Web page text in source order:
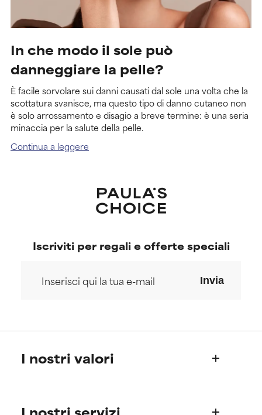
In che modo il sole può
danneggiare la pelle?
È facile sorvolare sui danni causati dal sole una volta che la
scottatura svanisce, ma questo tipo di danno cutaneo non
è solo arrossamento e disagio a breve termine: è una seria
minaccia per la salute della pelle.
Continua a leggere
Iscriviti per regali e offerte speciali
Invia
I nostri valori
La storia di Paula